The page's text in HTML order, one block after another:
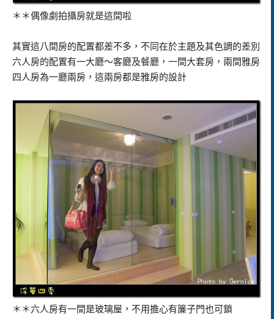
＊＊偶像劇拍攝房就是這間啦
其實這八間房的配置都差不多，不同在於主題及其色調的差別
六人房的配置有一大廳～客廳及餐廳，一間大套房，兩間雅房
四人房為一廳兩房，這兩房都是雅房的設計
＊＊六人房有一間是玻璃屋，不用擔心有簾子門也可鎖